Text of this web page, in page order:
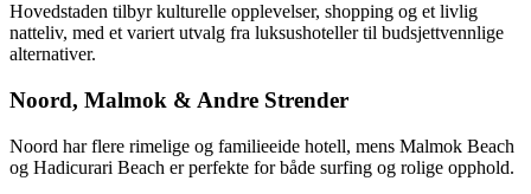
Hovedstaden tilbyr kulturelle opplevelser, shopping og et livlig
natteliv, med et variert utvalg fra luksushoteller til budsjettvennlige
alternativer.
Noord, Malmok & Andre Strender
Noord har flere rimelige og familieeide hotell, mens Malmok Beach
og Hadicurari Beach er perfekte for både surfing og rolige opphold.